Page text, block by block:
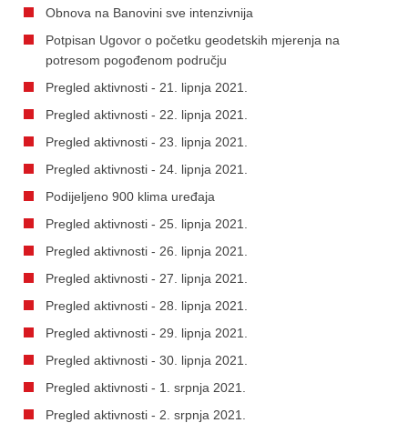
Obnova na Banovini sve intenzivnija
Potpisan Ugovor o početku geodetskih mjerenja na
potresom pogođenom području
Pregled aktivnosti - 21. lipnja 2021.
Pregled aktivnosti - 22. lipnja 2021.
Pregled aktivnosti - 23. lipnja 2021.
Pregled aktivnosti - 24. lipnja 2021.
Podijeljeno 900 klima uređaja
Pregled aktivnosti - 25. lipnja 2021.
Pregled aktivnosti - 26. lipnja 2021.
Pregled aktivnosti - 27. lipnja 2021.
Pregled aktivnosti - 28. lipnja 2021.
Pregled aktivnosti - 29. lipnja 2021.
Pregled aktivnosti - 30. lipnja 2021.
Pregled aktivnosti - 1. srpnja 2021.
Pregled aktivnosti - 2. srpnja 2021.